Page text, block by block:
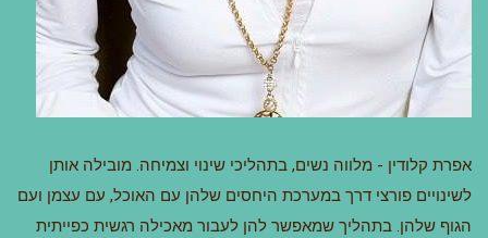
אפרת קלודין - מלווה נשים, בתהליכי שינוי וצמיחה. מובילה אותן
לשינויים פורצי דרך במערכת היחסים שלהן עם האוכל, עם עצמן ועם
הגוף שלהן. בתהליך שמאפשר להן לעבור מאכילה רגשית כפייתית